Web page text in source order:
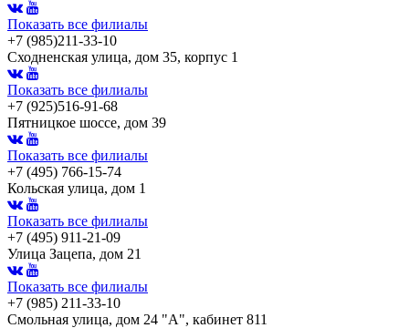
Показать все филиалы
+7 (985)211-33-10
Сходненская улица, дом 35, корпус 1
Показать все филиалы
+7 (925)516-91-68
Пятницкое шоссе, дом 39
Показать все филиалы
+7 (495) 766-15-74
Кольская улица, дом 1
Показать все филиалы
+7 (495) 911-21-09
Улица Зацепа, дом 21
Показать все филиалы
+7 (985) 211-33-10
Смольная улица, дом 24 "А", кабинет 811